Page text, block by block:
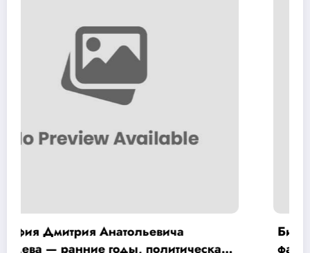
Биография Хой Юрий — интересные
факты и достижения на Википедии